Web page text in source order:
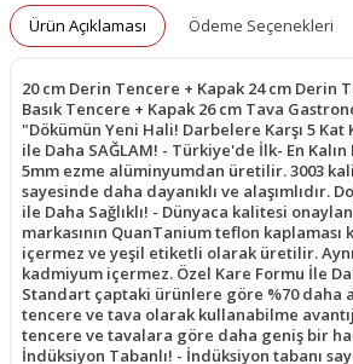
Ürün Açıklaması Ödeme Seçenekleri
20 cm Derin Tencere + Kapak 24 cm Derin
Basık Tencere + Kapak 26 cm Tava
"Dökümün Yeni Hali! Darbelere Karşı 5 Kat
ile Daha SAĞLAM! - Türkiye'de İlk- En
5mm ezme alüminyumdan üretilir. 3003
sayesinde daha dayanıklı ve alaşımlıdır.
ile Daha Sağlıklı! - Dünyaca kalitesi
markasının QuanTanium teflon kaplaması
içermez ve yeşil etiketli olarak üretilir.
kadmiyum içermez. Özel Kare Formu İle
Standart çaptaki ürünlere göre %70 daha
tencere ve tava olarak kullanabilme
tencere ve tavalara göre daha geniş bir
İndüksiyon Tabanlı! - İndüksiyon tabanı